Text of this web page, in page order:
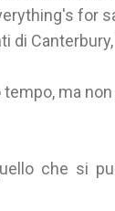
for
di
ma
che si